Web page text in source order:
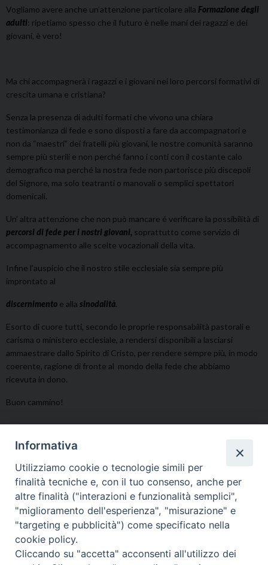
Vogliamo avere anche un’attenzione particolare alla Formazione degli
adulti: ripetiamo spesso che il futuro è nelle mani dei ragazzi e dei
giovani, è vero!
Ma chi accompagnerà i ragazzi e i giovani nei loro percorsi formativi di
crescita umana e cristiana?
Senza la presenza di adulti formati che vivono una chiara
testimonianza di fede e sono disposti a fare da accompagnatori e
non da “maestri” dei fratelli più giovani, le nostre comunità saranno
sempre più sterili e non perché fanno i conti con il costante calo
demografico ma perché la nostra fede non partorisce più discepoli
del Signore, ma solo teatranti o manovali o semplici spettatori
domenicali.
Un’ altra attenzione che non può mancare é verificare la possibilità di
percorsi di fede per i nostri giovani, soprattutto come servizio di
accompagnamento alle scelte vocazionali della vita.
Infine l’auspicio che il nostro stile ecclesiale sia sempre più
improntato al
discernimento e alla sinodalità.
Esorto di cuore tutti, secondo le proprie responsabilità pastorali e
carisma o ministero ecclesiale, a rendersi disponibili a lasciarsi
ammaestrare dallo Spirito di Cristo, per rendere sempre più, in modo
coerente, ragione di fronte al mondo della fede che abbiamo
ricevuta in dono.
Buon cammino!
Il vescovo Giovanni
Agenda Pastorale 2018-2019
Informativa
Utilizziamo cookie o tecnologie simili per
finalità tecniche e, con il tuo consenso, anche per
altre finalità ("interazioni e funzionalità semplici",
"miglioramento dell'esperienza", "misurazione" e
"targeting e pubblicità") come specificato nella
cookie policy.
Cliccando su "accetta" acconsenti all'utilizzo dei